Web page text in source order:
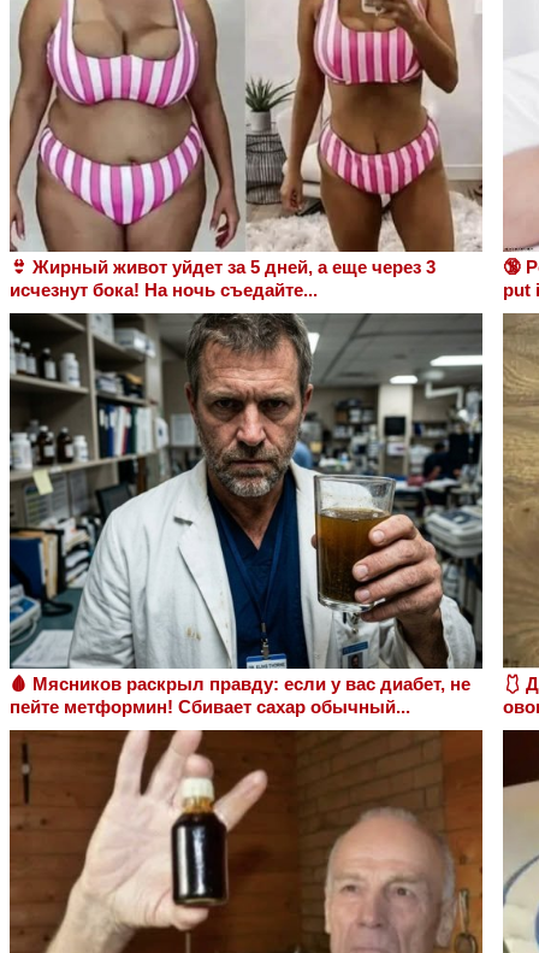
👙 Жирный живот уйдет за 5 дней, а еще через 3
исчезнут бока! На ночь съедайте...
🔞
put
🩸 Мясников раскрыл правду: если у вас диабет, не
пейте метформин! Сбивает сахар обычный...
🩱